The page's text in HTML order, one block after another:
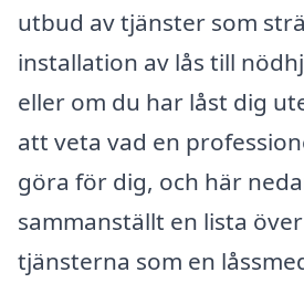
utbud av tjänster som
installation av lås till
eller om du har låst dig
att veta vad en
göra för dig, och här
sammanställt en lista
tjänsterna som en